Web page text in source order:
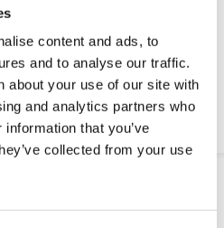
content and ads, to
and to analyse our traffic.
about your use of our site with
and analytics partners who
that you’ve
collected from your use
FL2575140